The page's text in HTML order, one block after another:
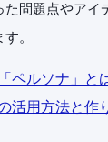
た問題点やアイ
。
「ペルソナ」と
活用方法と作